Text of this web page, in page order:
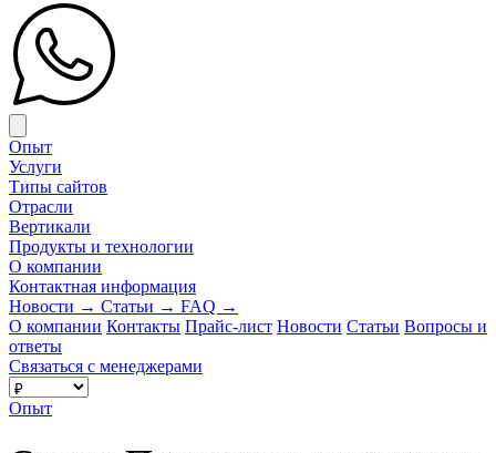
Опыт
Услуги
Типы сайтов
Отрасли
Вертикали
Продукты и технологии
О компании
Контактная информация
Новости → Статьи → FAQ →
О компании Контакты Прайс-лист Новости Статьи Вопросы и
ответы
Связаться с менеджерами
Опыт